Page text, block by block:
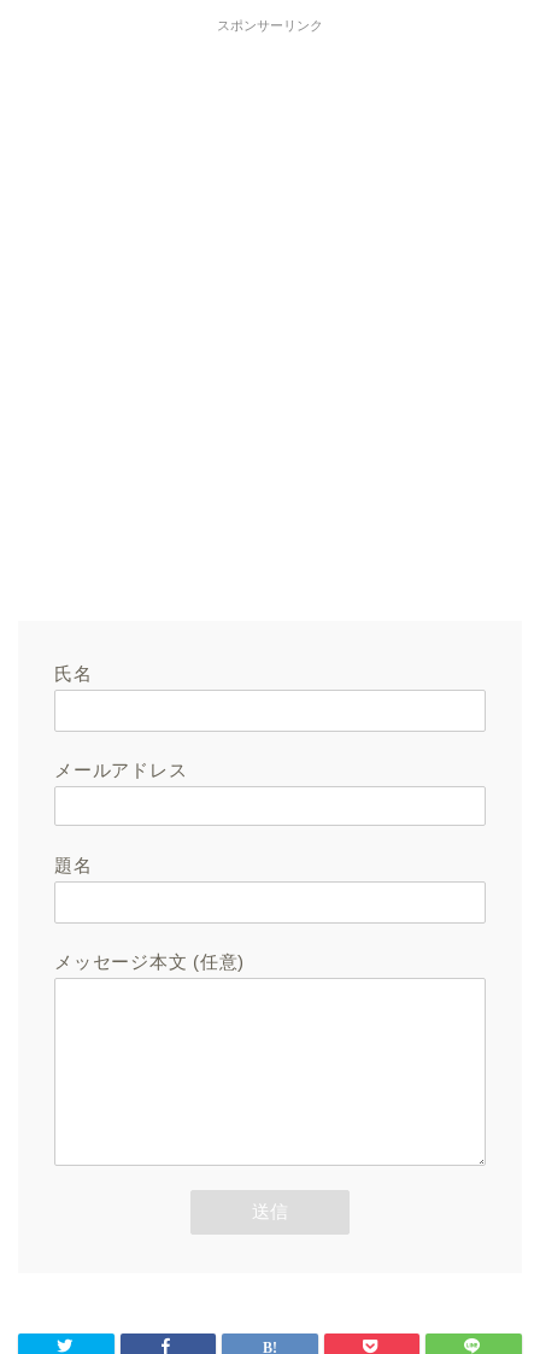
スポンサーリンク
氏名
メールアドレス
題名
メッセージ本文 (任意)